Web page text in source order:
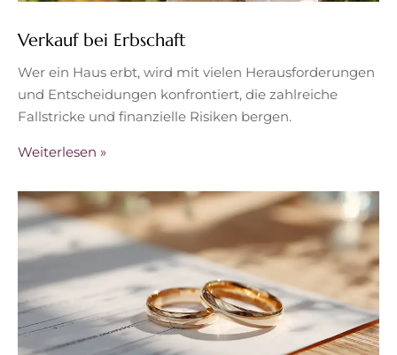
Verkauf bei Erbschaft
Wer ein Haus erbt, wird mit vielen Herausforderungen
und Entscheidungen konfrontiert, die zahlreiche
Fallstricke und finanzielle Risiken bergen.
Weiterlesen »